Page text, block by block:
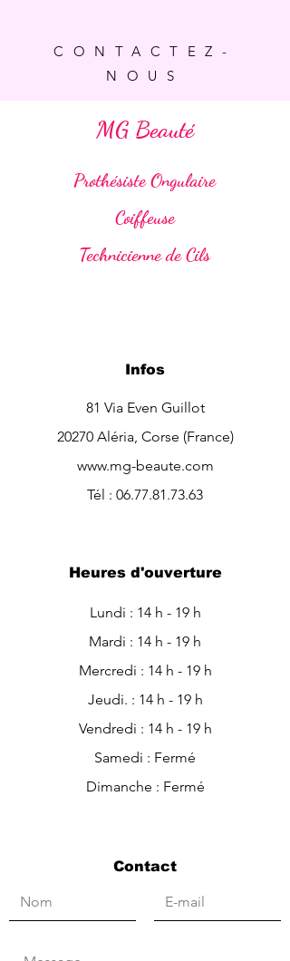
CONTACTEZ-
NOUS
MG Beauté
Prothésiste Ongulaire
Coiffeuse
Technicienne de Cils
Infos
81 Via Even Guillot
20270 Aléria, Corse (France)
www.mg-beaute.com
Tél : 06.77.81.73.63
Heures d'ouverture
Lundi : 14 h - 19 h
Mardi : 14 h - 19 h
Mercredi : 14 h - 19 h
Jeudi. : 14 h - 19 h
Vendredi : 14 h - 19 h
Samedi : Fermé
Dimanche : Fermé
Contact